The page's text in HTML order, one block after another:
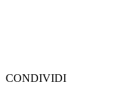
CONDIVIDI